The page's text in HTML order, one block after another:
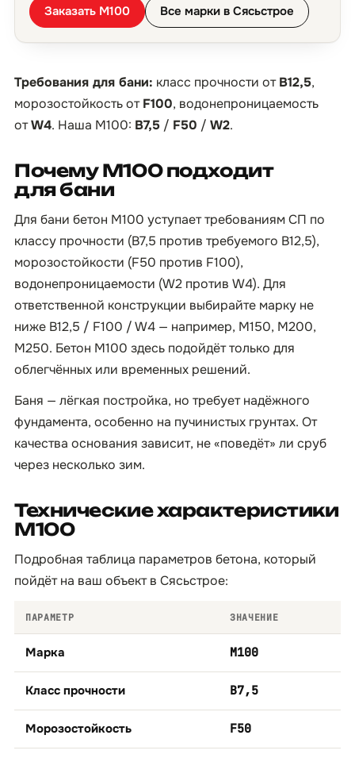
Заказать М100 Все марки в Сясьстрое
Требования для бани: класс прочности отB12,5,
морозостойкость отF100, водонепроницаемость
отW4. Наша М100: B7,5 / F50 / W2.
Почему М100 подходит
для бани
Для бани бетон М100 уступает требованиям СП по
классу прочности (B7,5 против требуемого B12,5),
морозостойкости (F50 против F100),
водонепроницаемости (W2 против W4). Для
ответственной конструкции выбирайте марку не
ниже B12,5 / F100 / W4 — например, М150, М200,
М250. Бетон М100 здесь подойдёт только для
облегчённых или временных решений.
Баня — лёгкая постройка, но требует надёжного
фундамента, особенно на пучинистых грунтах. От
качества основания зависит, не «поведёт» ли сруб
через несколько зим.
Технические характеристики
М100
Подробная таблица параметров бетона, который
пойдёт на ваш объект в Сясьстрое:
ПАРАМЕТР ЗНАЧЕНИЕ
Марка М100
Класс прочности B7,5
Морозостойкость F50